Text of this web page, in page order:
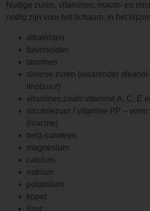
Nuttige zuren, vitamines, macro- en
nodig zijn voor het lichaam, in het
alkaloïden
flavonoïden
tannines
diverse zuren (waaronder
linolzuur)
vitamines zoals vitamine A, C, E
nicotinezuur / vitamine PP –
(niacine)
beta-caroteen
magnesium
calcium
natrium
potassium
koper
ijzer